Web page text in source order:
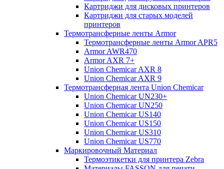
Картриджи для дисковых принтеров
Картриджи для старых моделей
принтеров
Термотрансферные ленты Armor
Термотрансферные ленты Armor APR5
Armor AWR470
Armor AXR 7+
Union Chemicar AXR 8
Union Chemicar AXR 9
Термотрансферная лента Union Chemicar
Union Chemicar UN230+
Union Chemicar UN250
Union Chemicar US140
Union Chemicar US150
Union Chemicar US310
Union Chemicar US770
Маркировочный Материал
Термоэтикетки для принтера Zebra